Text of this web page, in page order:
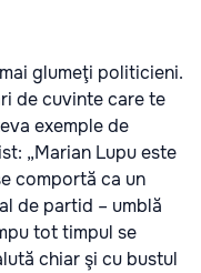
glumeţi politicieni.
de cuvinte care te
exemple de
„Marian Lupu este
comportă ca un
de partid – umblă
tot timpul se
chiar şi cu bustul